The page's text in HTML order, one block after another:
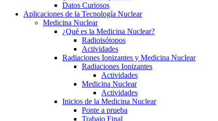
Datos Curiosos
Aplicaciones de la Tecnología Nuclear
Medicina Nuclear
¿Qué es la Medicina Nuclear?
Radioisótopos
Actividades
Radiaciones Ionizantes y Medicina Nuclear
Radiaciones Ionizantes
Actividades
Medicina Nuclear
Actividades
Inicios de la Medicina Nuclear
Ponte a prueba
Trabajo Final